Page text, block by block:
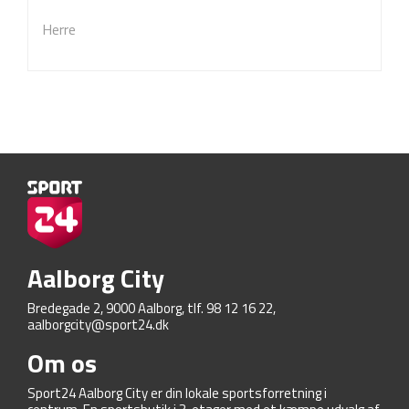
Herre
Aalborg City
Bredegade 2, 9000 Aalborg, tlf. 98 12 16 22,
aalborgcity@sport24.dk
Om os
Sport24 Aalborg City er din lokale sportsforretning i